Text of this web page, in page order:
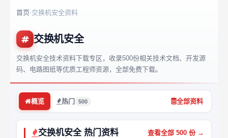
首页›交换机安全资料
交换机安全
交换机安全技术资料下载专区，收录500份相关技术文档、开发源
码、电路图纸等优质工程师资源，全部免费下载。
概览 热门 500 全部资料
交换机安全 热门资料 查看全部 500 份 →